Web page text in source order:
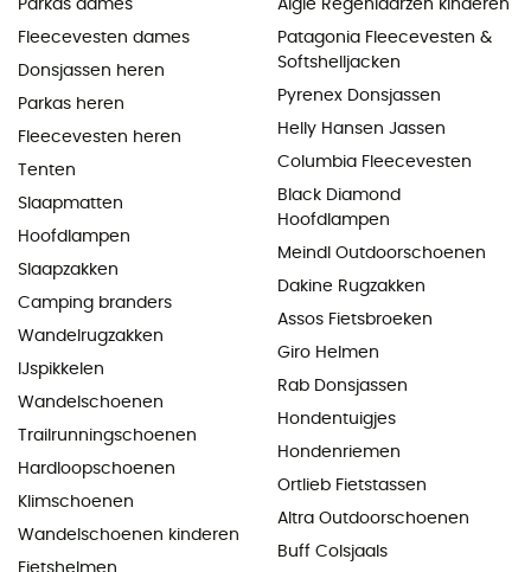
Parkas dames
Fleecevesten dames
Donsjassen heren
Parkas heren
Fleecevesten heren
Tenten
Slaapmatten
Hoofdlampen
Slaapzakken
Camping branders
Wandelrugzakken
IJspikkelen
Wandelschoenen
Trailrunningschoenen
Hardloopschoenen
Klimschoenen
Wandelschoenen kinderen
Fietshelmen
Aigle Regenlaarzen kinderen
Patagonia Fleecevesten &
Softshelljacken
Pyrenex Donsjassen
Helly Hansen Jassen
Columbia Fleecevesten
Black Diamond
Hoofdlampen
Meindl Outdoorschoenen
Dakine Rugzakken
Assos Fietsbroeken
Giro Helmen
Rab Donsjassen
Hondentuigjes
Hondenriemen
Ortlieb Fietstassen
Altra Outdoorschoenen
Buff Colsjaals